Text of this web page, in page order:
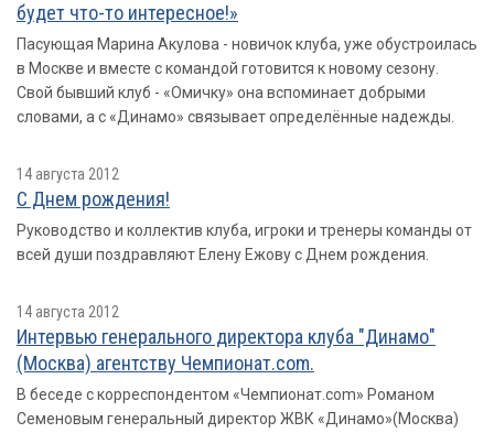
будет что-то интересное!»
Пасующая Марина Акулова - новичок клуба, уже обустроилась
в Москве и вместе с командой готовится к новому сезону.
Свой бывший клуб - «Омичку» она вспоминает добрыми
словами, а с «Динамо» связывает определённые надежды.
14 августа 2012
С Днем рождения!
Руководство и коллектив клуба, игроки и тренеры команды от
всей души поздравляют Елену Ежову с Днем рождения.
14 августа 2012
Интервью генерального директора клуба "Динамо"
(Москва) агентству Чемпионат.com.
В беседе с корреспондентом «Чемпионат.com» Романом
Семеновым генеральный директор ЖВК «Динамо»(Москва)